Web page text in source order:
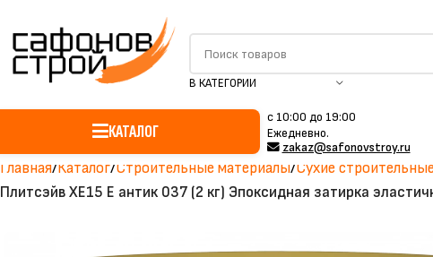
В КАТЕГОРИИ
КАТАЛОГ
c 10:00 до 19:00
Ежедневно.
zakaz@safonovstroy.ru
Главная Каталог Строительные материалы Сухие
Плитсэйв XE15 Е антик 037 (2 кг) Эпоксидная затирка